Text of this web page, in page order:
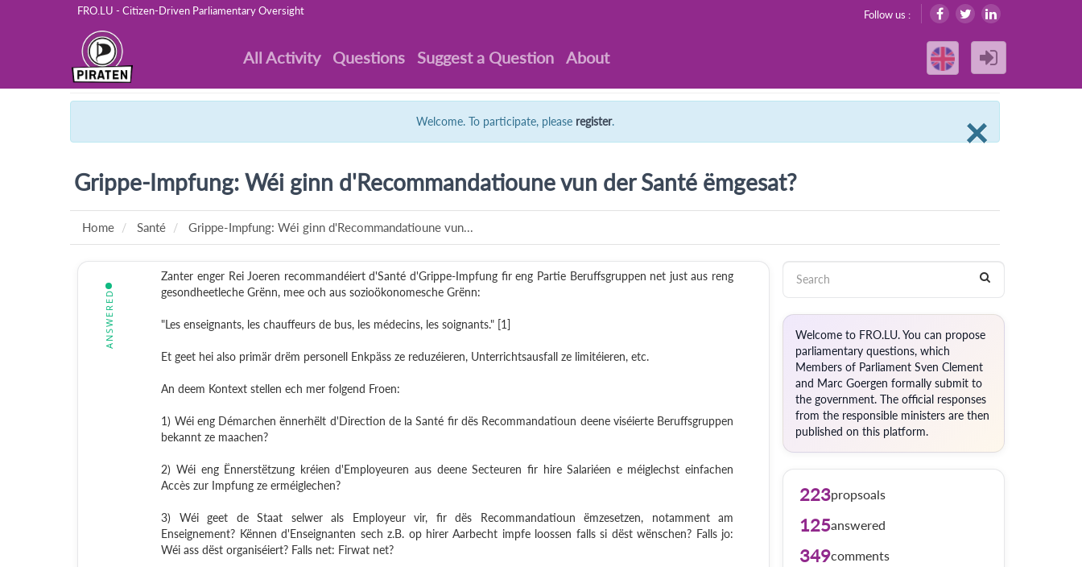
FRO.LU - Citizen-Driven Parliamentary Oversight Follow us :
All Activity Questions Suggest a Question About
×
Welcome. To participate, please register.
Grippe-Impfung: Wéi ginn d'Recommandatioune vun der Santé ëmgesat?
Home Santé Grippe-Impfung: Wéi ginn d'Recommandatioune vun...
ANSWERED
Zanter enger Rei Joeren recommandéiert d'Santé d'Grippe-Impfung fir eng Partie Beruffsgruppen net just aus reng
gesondheetleche Grënn, mee och aus sozioökonomesche Grënn:
"Les enseignants, les chauffeurs de bus, les médecins, les soignants." [1]
Et geet hei also primär drëm personell Enkpäss ze reduzéieren, Unterrichtsausfall ze limitéieren, etc.
An deem Kontext stellen ech mer folgend Froen:
1) Wéi eng Démarchen ënnerhëlt d'Direction de la Santé fir dës Recommandatioun deene viséierte Beruffsgruppen
bekannt ze maachen?
2) Wéi eng Ënnerstëtzung kréien d'Employeuren aus deene Secteuren fir hire Salariéen e méiglechst einfachen
Accès zur Impfung ze erméiglechen?
3) Wéi geet de Staat selwer als Employeur vir, fir dës Recommandatioun ëmzesetzen, notamment am
Enseignement? Kënnen d'Enseignanten sech z.B. op hirer Aarbecht impfe loossen falls si dëst wënschen? Falls jo:
Wéi ass dëst organiséiert? Falls net: Firwat net?
Welcome to FRO.LU. You can propose
parliamentary questions, which
Members of Parliament Sven Clement
and Marc Goergen formally submit to
the government. The official responses
from the responsible ministers are then
published on this platform.
223propsoals
125answered
349comments